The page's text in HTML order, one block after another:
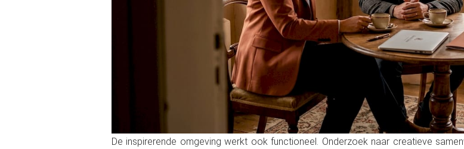
De inspirerende omgeving werkt ook functioneel. Onderzoek naar creatieve